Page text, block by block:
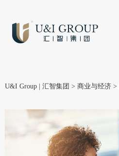
U&I Group | 汇智集团 > 商业与经济 >